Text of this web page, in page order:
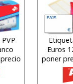
Euros
poner